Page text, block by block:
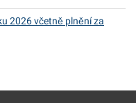
2026 včetně plnění za